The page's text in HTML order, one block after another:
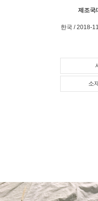
제조국
한국 / 2018-
소